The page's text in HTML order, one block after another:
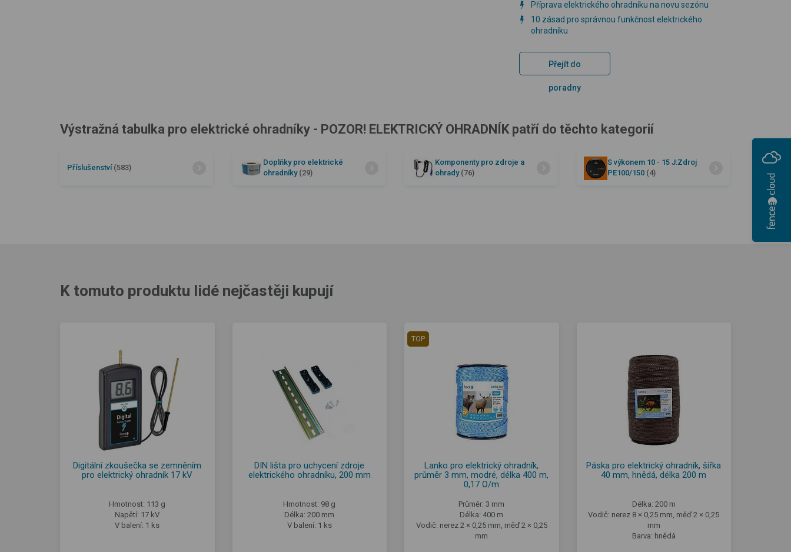
Příprava elektrického ohradníku na novu sezónu
10 zásad pro správnou funkčnost elektrického
ohradníku
Přejít do
poradny
Výstražná tabulka pro elektrické ohradníky - POZOR! ELEKTRICKÝ OHRADNÍK patří do těchto kategorií
Příslušenství (583)
Doplňky pro elektrické
ohradníky (29)
Komponenty pro zdroje a
ohrady (76)
S výkonem 10 - 15 J:Zdroj
PE100/150 (4)
K tomuto produktu lidé nejčastěji kupují
Digitální zkoušečka se zemněním
pro elektrický ohradník 17 kV
Hmotnost: 113 g
Napětí: 17 kV
V balení: 1 ks
DIN lišta pro uchycení zdroje
elektrického ohradníku, 200 mm
Hmotnost: 98 g
Délka: 200 mm
V balení: 1 ks
TOP
Lanko pro elektrický ohradník,
průměr 3 mm, modré, délka 400 m,
0,17 Ω/m
Průměr: 3 mm
Délka: 400 m
Vodič: nerez 2 × 0,25 mm, měď 2 × 0,25
mm
Páska pro elektrický ohradník, šířka
40 mm, hnědá, délka 200 m
Délka: 200 m
Vodič: nerez 8 × 0,25 mm, měď 2 × 0,25
mm
Barva: hnědá